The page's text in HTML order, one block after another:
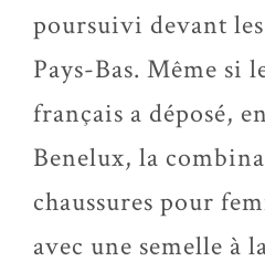
poursuivi devant
Pays-Bas. Même si
français a déposé,
Benelux, la
chaussures pour
avec une semelle à